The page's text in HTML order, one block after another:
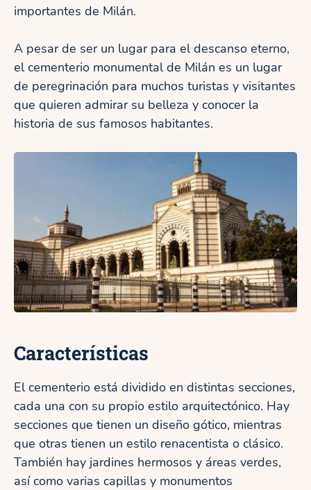
importantes de Milán.
A pesar de ser un lugar para el descanso eterno,
el cementerio monumental de Milán es un lugar
de peregrinación para muchos turistas y visitantes
que quieren admirar su belleza y conocer la
historia de sus famosos habitantes.
Características
El cementerio está dividido en distintas secciones,
cada una con su propio estilo arquitectónico. Hay
secciones que tienen un diseño gótico, mientras
que otras tienen un estilo renacentista o clásico.
También hay jardines hermosos y áreas verdes,
así como varias capillas y monumentos